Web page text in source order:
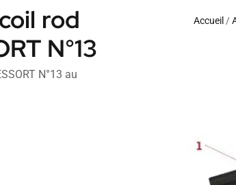
rod
N°13
N°13 au
Accueil /